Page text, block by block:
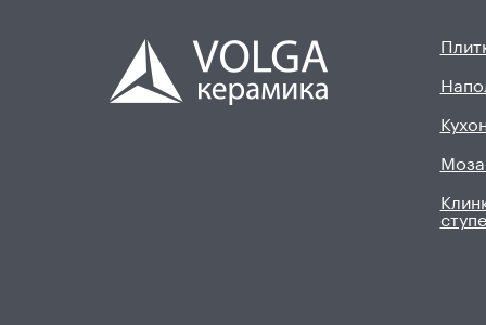
Mijares
El molino